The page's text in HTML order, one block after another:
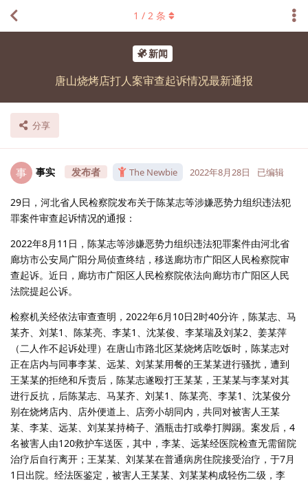
新闻
唐山烧烤店打人案审查起诉情况最新通报
分享
1 / 2 条
事 事实 The Newbie 2022年8月28日 已编辑
29日，河北省人民检察院发布关于陈某志等涉嫌恶势力组织违法犯
罪案件审查起诉情况的通报：
2022年8月11日，陈某志等涉嫌恶势力组织违法犯罪案件由河北省
廊坊市公安局广阳分局侦查终结，移送廊坊市广阳区人民检察院审
查起诉。近日，廊坊市广阳区人民检察院依法向廊坊市广阳区人民
法院提起公诉。
检察机关经依法审查查明，2022年6月10日2时40分许，陈某志、马
某齐、刘某1、陈某亮、李某1、沈某俊、李某瑞及刘某2、姜某萍
（二人作不起诉处理）在唐山市路北区某烧烤店吃饭时，陈某志对
正在店内与同事李某、远某、刘某某用餐的王某某进行骚扰，遭到
王某某的拒绝和斥责后，陈某志遂殴打王某某，王某某与李某对其
进行反抗，后陈某志、马某齐、刘某1、陈某亮、李某1、沈某俊分
别在烧烤店内、店外便道上、店旁小胡同内，共同对被害人王某
某、李某、远某、刘某某持椅子、酒瓶击打或拳打脚踢。案发后，4
名被害人由120救护车送医，其中，李某、远某经医院检查无需留院
治疗后自行离开；王某某、刘某某在普通病房住院接受治疗，于7月
1日出院。经法医鉴定，被害人王某某、刘某某构成轻伤二级，李